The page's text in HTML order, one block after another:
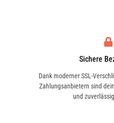
Sichere
Dank moderner SSL-
Zahlungsanbietern sind
und